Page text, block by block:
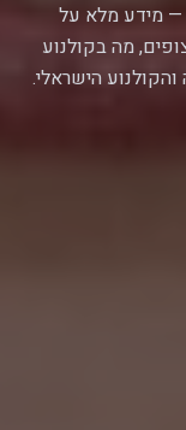
— מידע מלא על
מה בקולנוע
הישראלי.